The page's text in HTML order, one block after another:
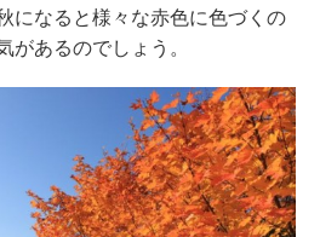
になると様々な赤色に色づくの
があるのでしょう。